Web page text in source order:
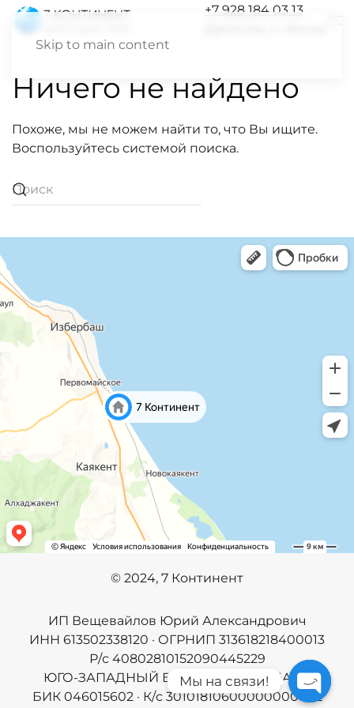
Skip to main content
+7 928 184 03 13
Ничего не найдено
Похоже, мы не можем найти то, что Вы ищите.
Воспользуйтесь системой поиска.
©️ 2024, 7 Континент
ИП Вещевайлов Юрий Александрович
ИНН 613502338120 · ОГРНИП 313618218400013
Р/с 40802810152090445229
ЮГО-ЗАПАДНЫЙ БАНК ПАО СБЕРБАНК
БИК 046015602 · К/с 30101810600000000602
Мы на связи!